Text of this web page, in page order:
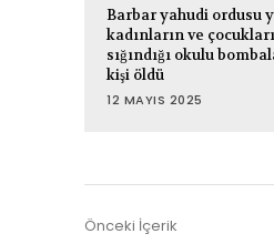
Barbar yahudi ordusu
kadınların ve
sığındığı okulu
kişi öldü
12 MAYIS 2025
Önceki İçerik